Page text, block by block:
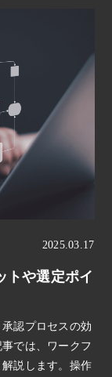
2025.03.17
トや選定ポイ
認プロセスの効
では、ワークフ
説します。操作